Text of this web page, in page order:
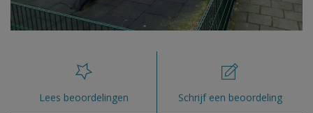
Lees beoordelingen Schrijf een beoordeling